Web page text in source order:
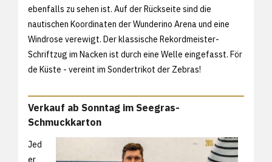
ebenfalls zu sehen ist. Auf der Rückseite sind die
nautischen Koordinaten der Wunderino Arena und eine
Windrose verewigt. Der klassische Rekordmeister-
Schriftzug im Nacken ist durch eine Welle eingefasst. För
de Küste - vereint im Sondertrikot der Zebras!
Verkauf ab Sonntag im Seegras-
Schmuckkarton
Jed
er